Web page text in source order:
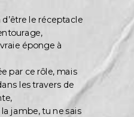
le réceptacle
éponge à
par ce rôle, mais
les travers de
jambe, tu ne sais